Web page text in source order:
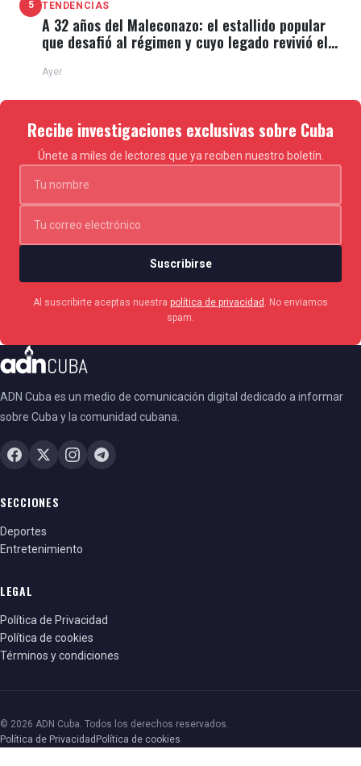
5 TENDENCIAS
A 32 años del Maleconazo: el estallido popular
que desafió al régimen y cuyo legado revivió el
Ayer
Recibe investigaciones exclusivas sobre Cuba
Únete a miles de lectores que ya reciben nuestro boletín.
Suscribirse
Al suscribirte aceptas nuestra política de privacidad
. No enviamos
spam.
ADN Cuba es un medio de comunicación digital dedicado a informar
sobre Cuba y la comunidad cubana.
SECCIONES
Deportes
Entretenimiento
LEGAL
Política de Privacidad
Política de cookies
Términos y condiciones
© 2026 ADN Cuba. Todos los derechos reservados.
Política de Privacidad Política de cookies